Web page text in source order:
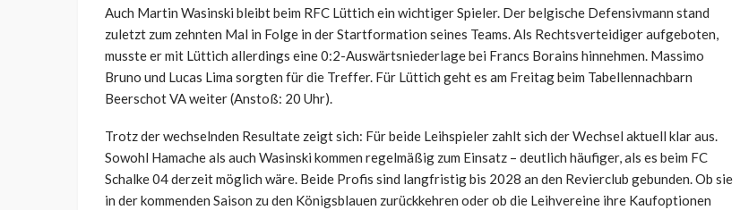
Auch Martin Wasinski bleibt beim RFC Lüttich ein wichtiger Spieler. Der belgische Defensivmann stand
zuletzt zum zehnten Mal in Folge in der Startformation seines Teams. Als Rechtsverteidiger aufgeboten,
musste er mit Lüttich allerdings eine 0:2-Auswärtsniederlage bei Francs Borains hinnehmen. Massimo
Bruno und Lucas Lima sorgten für die Treffer. Für Lüttich geht es am Freitag beim Tabellennachbarn
Beerschot VA weiter (Anstoß: 20 Uhr).
Trotz der wechselnden Resultate zeigt sich: Für beide Leihspieler zahlt sich der Wechsel aktuell klar aus.
Sowohl Hamache als auch Wasinski kommen regelmäßig zum Einsatz – deutlich häufiger, als es beim FC
Schalke 04 derzeit möglich wäre. Beide Profis sind langfristig bis 2028 an den Revierclub gebunden. Ob sie
in der kommenden Saison zu den Königsblauen zurückkehren oder ob die Leihvereine ihre Kaufoptionen